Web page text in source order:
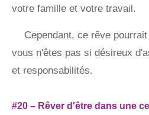
votre famille et votre travail.
Cependant, ce rêve
vous n'êtes pas si désireux
et responsabilités.
#20 – Rêver d'être dans une